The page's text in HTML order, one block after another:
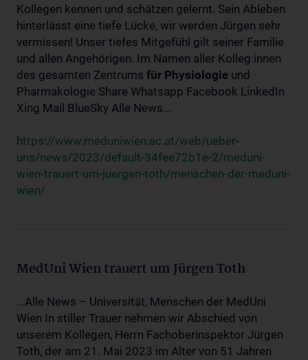
Kollegen kennen und schätzen gelernt. Sein Ableben
hinterlässt eine tiefe Lücke, wir werden Jürgen sehr
vermissen! Unser tiefes Mitgefühl gilt seiner Familie
und allen Angehörigen. Im Namen aller Kolleg:innen
des gesamten Zentrums für Physiologie und
Pharmakologie Share Whatsapp Facebook LinkedIn
Xing Mail BlueSky Alle News...
https://www.meduniwien.ac.at/web/ueber-
uns/news/2023/default-34fee72b1e-2/meduni-
wien-trauert-um-juergen-toth/menschen-der-meduni-
wien/
MedUni Wien trauert um Jürgen Toth
...Alle News – Universität, Menschen der MedUni
Wien In stiller Trauer nehmen wir Abschied von
unserem Kollegen, Herrn Fachoberinspektor Jürgen
Toth, der am 21. Mai 2023 im Alter von 51 Jahren